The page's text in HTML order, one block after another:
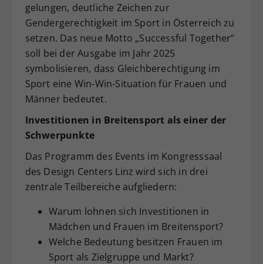
gelungen, deutliche Zeichen zur
Gendergerechtigkeit im Sport in Österreich zu
setzen. Das neue Motto „Successful Together“
soll bei der Ausgabe im Jahr 2025
symbolisieren, dass Gleichberechtigung im
Sport eine Win-Win-Situation für Frauen und
Männer bedeutet.
Investitionen in Breitensport als einer der
Schwerpunkte
Das Programm des Events im Kongresssaal
des Design Centers Linz wird sich in drei
zentrale Teilbereiche aufgliedern:
Warum lohnen sich Investitionen in
Mädchen und Frauen im Breitensport?
Welche Bedeutung besitzen Frauen im
Sport als Zielgruppe und Markt?